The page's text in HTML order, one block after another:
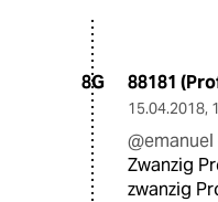
8G 88181
15.04.2018,
Zwanzig
zwanzig